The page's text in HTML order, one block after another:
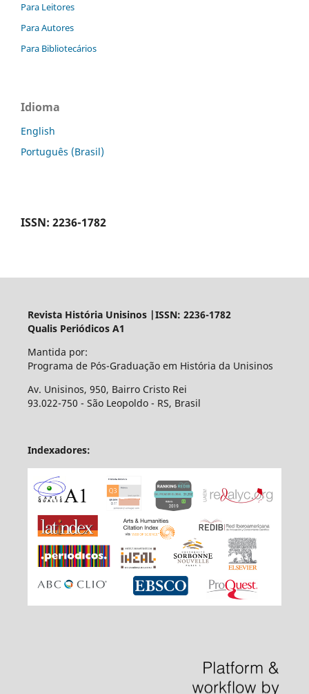
Para Leitores
Para Autores
Para Bibliotecários
Idioma
English
Português (Brasil)
ISSN: 2236-1782
Revista História Unisinos |ISSN: 2236-1782
Qualis Periódicos A1
Mantida por:
Programa de Pós-Graduação em História da Unisinos
Av. Unisinos, 950, Bairro Cristo Rei
93.022-750 - São Leopoldo - RS, Brasil
Indexadores: